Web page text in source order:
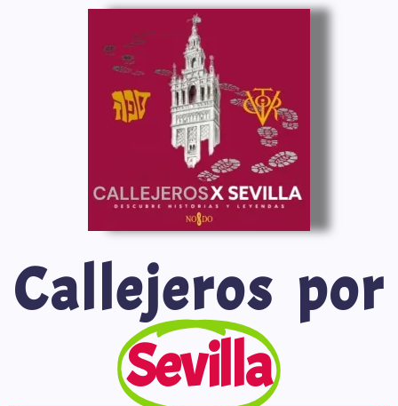
Callejeros por
Sevilla